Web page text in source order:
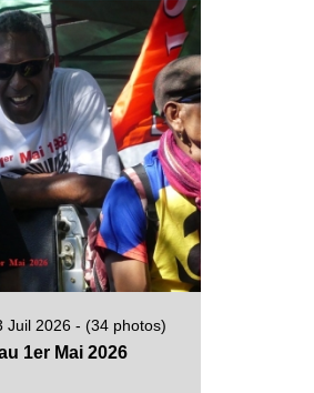
Juil 2026 - (34 photos)
1er Mai 2026